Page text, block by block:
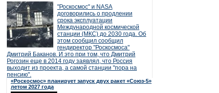
"Роскосмос" и NASA
договорились о продлении
срока эксплуатации
Международной космической
станции (МКС) до 2030 года. Об
этом сообщил сообщил
гендиректор "Роскосмоса"
Дмитрий Баканов. И это при том, что Дмитрий
Рогозин еще в 2014 году заявлял, что Россия
выходит из проекта, а самой станции "пора на
пенсию".
«Роскосмос» планирует запуск двух ракет «Союз-5»
летом 2027 года